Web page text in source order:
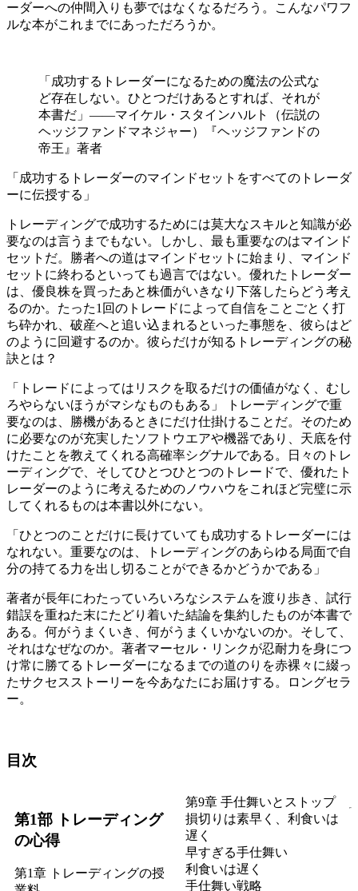
ーダーへの仲間入りも夢ではなくなるだろう。こんなパワフ
ルな本がこれまでにあっただろうか。
「成功するトレーダーになるための魔法の公式な
ど存在しない。ひとつだけあるとすれば、それが
本書だ」――マイケル・スタインハルト（伝説の
ヘッジファンドマネジャー）『ヘッジファンドの
帝王』著者
「成功するトレーダーのマインドセットをすべてのトレーダ
ーに伝授する」
トレーディングで成功するためには莫大なスキルと知識が必
要なのは言うまでもない。しかし、最も重要なのはマインド
セットだ。勝者への道はマインドセットに始まり、マインド
セットに終わるといっても過言ではない。優れたトレーダー
は、優良株を買ったあと株価がいきなり下落したらどう考え
るのか。たった1回のトレードによって自信をことごとく打
ち砕かれ、破産へと追い込まれるといった事態を、彼らはど
のように回避するのか。彼らだけが知るトレーディングの秘
訣とは？
「トレードによってはリスクを取るだけの価値がなく、むし
ろやらないほうがマシなものもある」 トレーディングで重
要なのは、勝機があるときにだけ仕掛けることだ。そのため
に必要なのが充実したソフトウエアや機器であり、天底を付
けたことを教えてくれる高確率シグナルである。日々のトレ
ーディングで、そしてひとつひとつのトレードで、優れたト
レーダーのように考えるためのノウハウをこれほど完璧に示
してくれるものは本書以外にない。
「ひとつのことだけに長けていても成功するトレーダーには
なれない。重要なのは、トレーディングのあらゆる局面で自
分の持てる力を出し切ることができるかどうかである」
著者が長年にわたっていろいろなシステムを渡り歩き、試行
錯誤を重ねた末にたどり着いた結論を集約したものが本書で
ある。何がうまくいき、何がうまくいかないのか。そして、
それはなぜなのか。著者マーセル・リンクが忍耐力を身につ
け常に勝てるトレーダーになるまでの道のりを赤裸々に綴っ
たサクセスストーリーを今あなたにお届けする。ロングセラ
ー。
目次
第1部 トレーディング
の心得
第1章 トレーディングの授
第9章 手仕舞いとストップ
損切りは素早く、利食いは
遅く
早すぎる手仕舞い
利食いは遅く
手仕舞い戦略